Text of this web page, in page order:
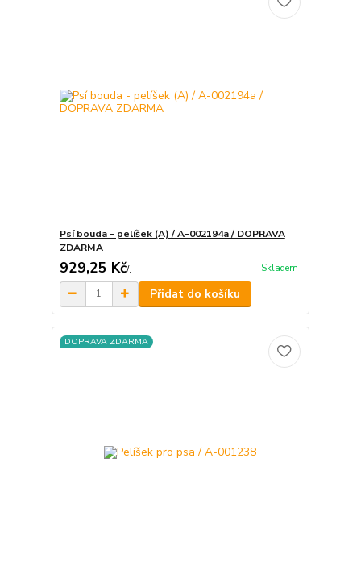
Psí bouda - pelíšek (A) / A-002194a / DOPRAVA
ZDARMA
929,25 Kč/. Skladem
Přidat do košíku
DOPRAVA ZDARMA